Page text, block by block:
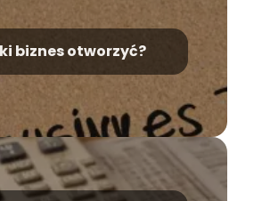
biznes otworzyć?